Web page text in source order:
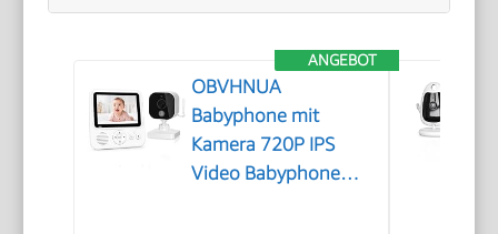
ANGEBOT
OBVHNUA
Babyphone mit
Kamera 720P IPS
Video Babyphone